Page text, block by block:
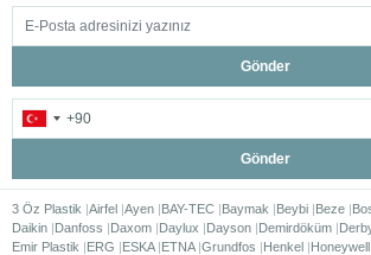
Gönder
Gönder
3 Öz Plastik Airfel Ayen BAY-TEC Baymak Beybi Beze
Daikin Danfoss Daxom Daylux Dayson Demirdöküm
Emir Plastik
ERG ESKA ETNA Grundfos Henkel Honeywell